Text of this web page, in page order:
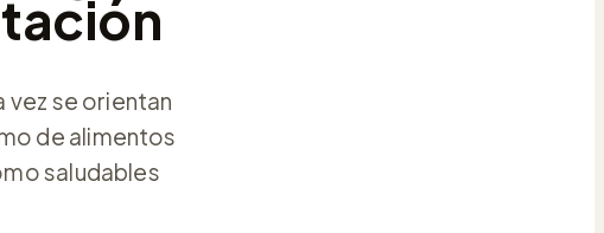
se orientan
de alimentos
saludables